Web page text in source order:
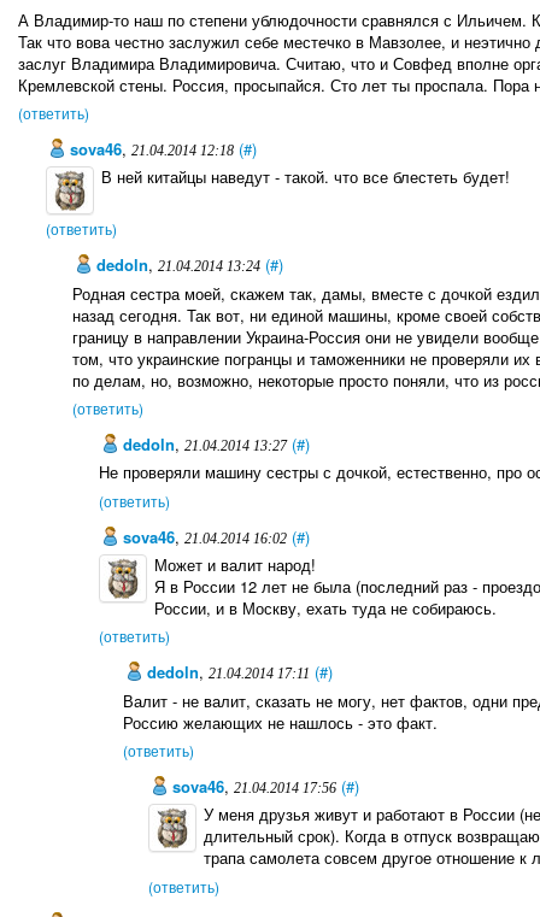
А Владимир-то наш по степени ублюдочности сравнялся с
Так что вова честно заслужил себе местечко в Мавзолее, и
заслуг Владимира Владимировича. Считаю, что и Совфед вполне
Кремлевской стены. Россия, просыпайся. Сто лет ты проспала.
(ответить)
sova46, 21.04.2014 12:18 (#)
В ней китайцы наведут - такой. что все блестеть будет!
(ответить)
dedoln,21.04.2014 13:24 (#)
Родная сестра моей, скажем так, дамы, вместе с дочкой
назад сегодня. Так вот, ни единой машины, кроме своей
границу в направлении Украина-Россия они не увидели
том, что украинские погранцы и таможенники не проверяли
по делам, но, возможно, некоторые просто поняли, что из
(ответить)
dedoln, 21.04.2014 13:27 (#)
Не проверяли машину сестры с дочкой, естественно, про
(ответить)
sova46, 21.04.2014 16:02 (#)
Может и валит народ!
Я в России 12 лет не была (последний раз -
России, и в Москву, ехать туда не собираюсь.
(ответить)
dedoln,21.04.2014 17:11 (#)
Валит - не валит, сказать не могу, нет фактов, одни
Россию желающих не нашлось - это факт.
(ответить)
sova46, 21.04.2014 17:56 (#)
У меня друзья живут и работают в России
длительный срок). Когда в отпуск
трапа самолета совсем другое отношение к
(ответить)